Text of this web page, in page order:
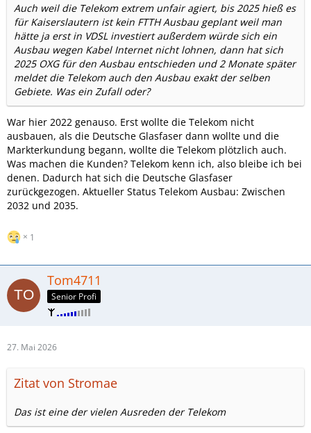
Auch weil die Telekom extrem unfair agiert, bis 2025 hieß es
für Kaiserslautern ist kein FTTH Ausbau geplant weil man
hätte ja erst in VDSL investiert außerdem würde sich ein
Ausbau wegen Kabel Internet nicht lohnen, dann hat sich
2025 OXG für den Ausbau entschieden und 2 Monate später
meldet die Telekom auch den Ausbau exakt der selben
Gebiete. Was ein Zufall oder?
War hier 2022 genauso. Erst wollte die Telekom nicht
ausbauen, als die Deutsche Glasfaser dann wollte und die
Markterkundung begann, wollte die Telekom plötzlich auch.
Was machen die Kunden? Telekom kenn ich, also bleibe ich bei
denen. Dadurch hat sich die Deutsche Glasfaser
zurückgezogen. Aktueller Status Telekom Ausbau: Zwischen
2032 und 2035.
1
Tom4711
Senior Profi
27. Mai 2026
Zitat von Stromae
Das ist eine der vielen Ausreden der Telekom